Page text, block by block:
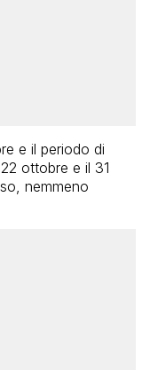
e il periodo di
ottobre e il 31
nemmeno